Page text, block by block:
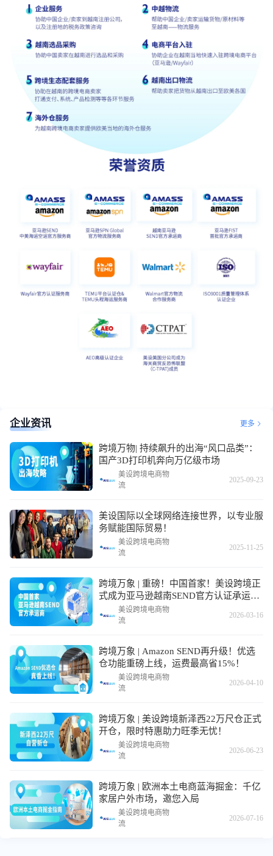
企业资讯 更多
跨境万物| 持续飙升的出海“风口品类”：
国产3D打印机奔向万亿级市场
美设跨境电商物
流
2025-09-23
美设国际以全球网络连接世界，以专业服
务赋能国际贸易！
美设跨境电商物
流
2025-11-25
跨境万象 | 重磅！中国首家！美设跨境正
式成为亚马逊越南SEND官方认证承运
美设跨境电商物
流
2026-03-16
跨境万象 | Amazon SEND再升级！优选
仓功能重磅上线，运费最高省15%！
美设跨境电商物
流
2026-04-10
跨境万象 | 美设跨境新泽西22万尺仓正式
开仓，限时特惠助力旺季无忧！
美设跨境电商物
流
2026-06-23
跨境万象 | 欧洲本土电商蓝海掘金：千亿
家居户外市场，邀您入局
美设跨境电商物
流
2026-07-16